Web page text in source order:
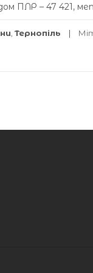
ПЛР – 47 421,
, Тернопіль